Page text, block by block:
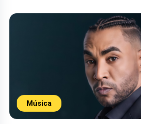
Música